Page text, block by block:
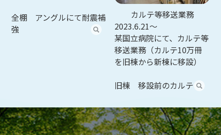
全棚 アングルにて耐震補
強
カルテ等移送業務
2023.6.21～
某国立病院にて、カルテ等
移送業務（カルテ10万冊
を旧棟から新棟に移設）
旧棟 移設前のカルテ